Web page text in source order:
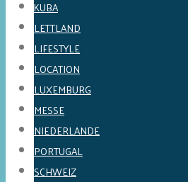
KUBA
LETTLAND
LIFESTYLE
LOCATION
LUXEMBURG
MESSE
NIEDERLANDE
PORTUGAL
SCHWEIZ